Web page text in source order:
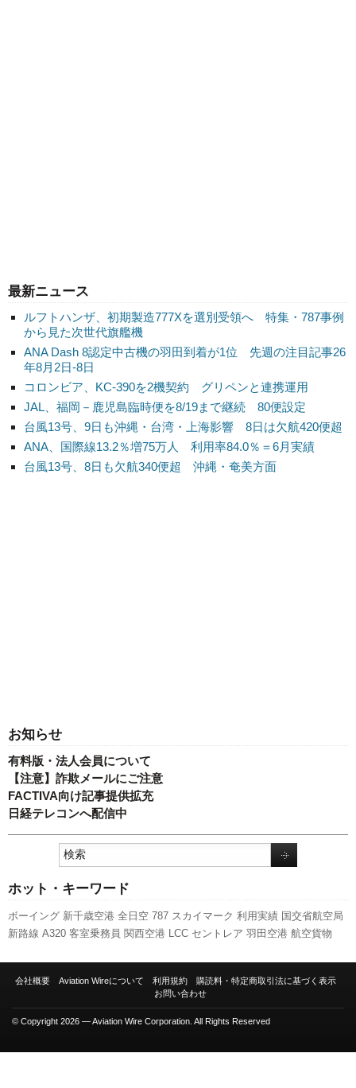
最新ニュース
ルフトハンザ、初期製造777Xを選別受領へ 特集・787事例
から見た次世代旗艦機
ANA Dash 8認定中古機の羽田到着が1位 先週の注目記事26
年8月2日-8日
コロンビア、KC-390を2機契約 グリペンと連携運用
JAL、福岡－鹿児島臨時便を8/19まで継続 80便設定
台風13号、9日も沖縄・台湾・上海影響 8日は欠航420便超
ANA、国際線13.2％増75万人 利用率84.0％＝6月実績
台風13号、8日も欠航340便超 沖縄・奄美方面
お知らせ
有料版・法人会員について
【注意】詐欺メールにご注意
FACTIVA向け記事提供拡充
日経テレコンへ配信中
ホット・キーワード
ボーイング 新千歳空港 全日空 787 スカイマーク 利用実績 国交省航空局
新路線 A320 客室乗務員 関西空港 LCC セントレア 羽田空港 航空貨物
コロナウイルス スターフライヤー 伊丹空港 実績 A350 XWB エアバス
会社概要 Aviation Wireについて 利用規約
購読料・特定商取引法に基づく表示
お問い合わせ
© Copyright 2026 — Aviation Wire Corporation. All Rights Reserved